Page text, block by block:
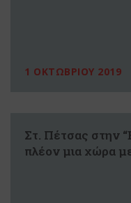
1 ΟΚΤΩΒΡΙΟΥ 2019
Στ. Πέτσας στην
πλέον μια χώρα